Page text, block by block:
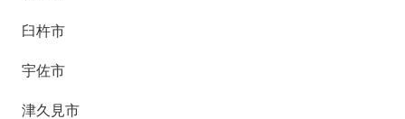
臼杵市
宇佐市
津久見市